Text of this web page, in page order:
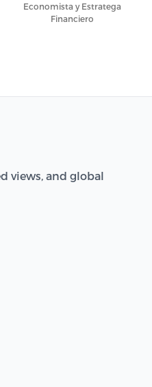
Economista y Estratega
Financiero
views, and global